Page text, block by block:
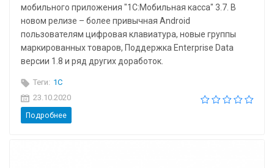
мобильного приложения "1С:Мобильная касса" 3.7. В
новом релизе – более привычная Android
пользователям цифровая клавиатура, новые группы
маркированных товаров, Поддержка Enterprise Data
версии 1.8 и ряд других доработок.
Теги: 1C
23.10.2020
Подробнее